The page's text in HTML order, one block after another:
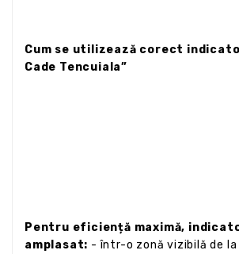
Cum se utilizează corect
Cade Tencuiala”
Pentru eficiență maximă,
amplasat: - într-o zonă vizibilă de